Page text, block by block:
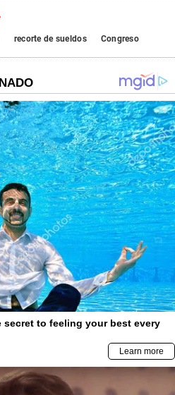
recorte de sueldos Congreso